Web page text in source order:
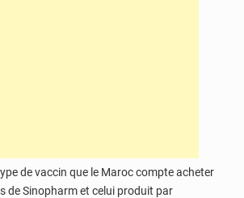
de vaccin que le Maroc compte acheter
de Sinopharm et celui produit par